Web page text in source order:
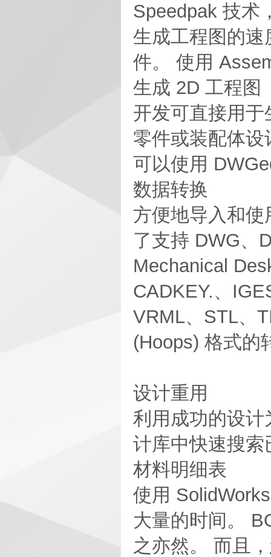
Speedpak 技术
生成工程图的速
件。 使用
生成 2D 工程图
开发可直接用
零件或装配体
可以使用
数据转换
方便地导入和
了支持 DWG、
Mechanical
CADKEY.、
VRML、STL、
(Hoops) 格式的
设计重用
利用成功的设
计库中快速搜
材料明细表
使用
大量的时间。
之亦然。 而且